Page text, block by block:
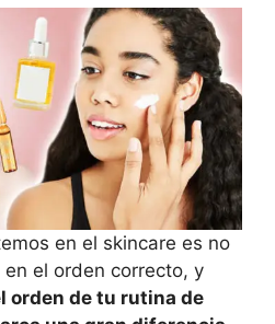
en el skincare es no
el orden correcto, y
orden de tu rutina de